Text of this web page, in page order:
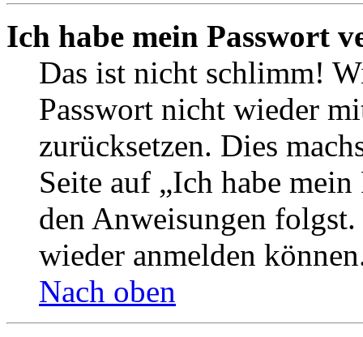
Ich habe mein Passwort
Das ist nicht schlimm!
Passwort nicht wieder
zurücksetzen. Dies
Seite auf „Ich habe
den Anweisungen
wieder anmelden
Nach oben